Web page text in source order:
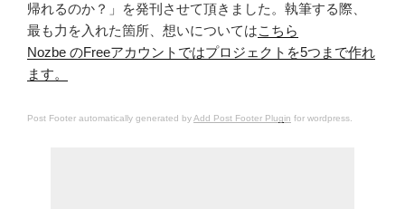
帰れるのか？」を発刊させて頂きました。執筆する際、
最も力を入れた箇所、想いについてはこちら
Nozbe のFreeアカウントではプロジェクトを5つまで作れ
ます。
Post Footer automatically generated byAdd Post Footer Plugin for wordpress.